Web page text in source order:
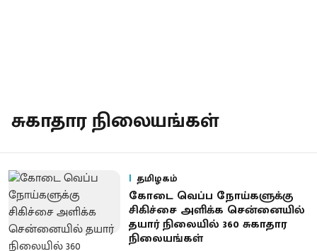
சுகாதார நிலையங்கள்
தமிழகம்
கோடை வெப்ப நோய்களுக்கு
சிகிச்சை அளிக்க சென்னையில்
தயார் நிலையில் 360 சுகாதார
நிலையங்கள்